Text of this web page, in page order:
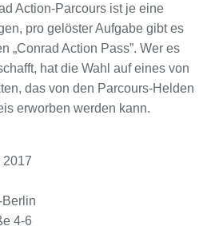
Action-Parcours ist je eine
pro gelöster Aufgabe gibt es
„Conrad Action Pass”. Wer es
hat die Wahl auf eines von
das von den Parcours-Helden
erworben werden kann.
2017
Berlin
4-6